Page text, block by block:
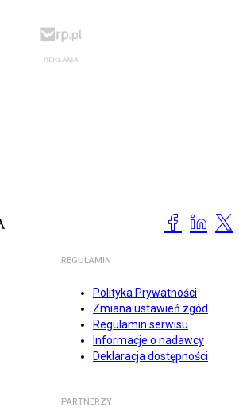
REGULAMIN
Polityka Prywatności
Zmiana ustawień zgód
Regulamin serwisu
Informacje o nadawcy
Deklaracja dostępności
PARTNERZY